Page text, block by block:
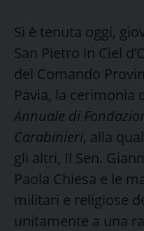
Si è tenuta oggi,
San Pietro in Ciel
del Comando
Pavia, la cerimonia
Annuale di
Carabinieri, alla
gli altri, Il Sen.
Paola Chiesa e le
militari e religiose
unitamente a una